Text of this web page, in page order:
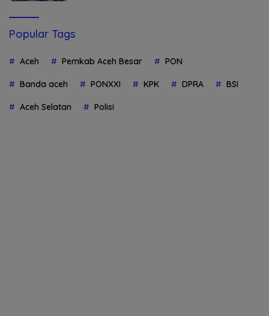
Popular Tags
Aceh Pemkab Aceh Besar PON
Banda aceh PONXXI KPK DPRA BSI
Aceh Selatan Polisi